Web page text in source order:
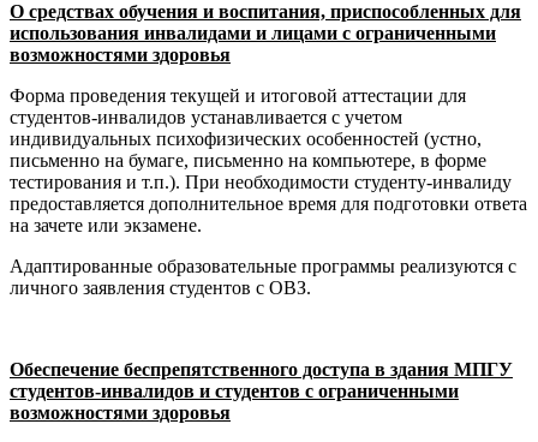
О средствах обучения и воспитания, приспособленных для
использования инвалидами и лицами с ограниченными
возможностями здоровья
Форма проведения текущей и итоговой аттестации для
студентов-инвалидов устанавливается с учетом
индивидуальных психофизических особенностей (устно,
письменно на бумаге, письменно на компьютере, в форме
тестирования и т.п.). При необходимости студенту-инвалиду
предоставляется дополнительное время для подготовки ответа
на зачете или экзамене.
Адаптированные образовательные программы реализуются с
личного заявления студентов с ОВЗ.
Обеспечение беспрепятственного доступа в здания МПГУ
студентов-инвалидов и студентов с ограниченными
возможностями здоровья